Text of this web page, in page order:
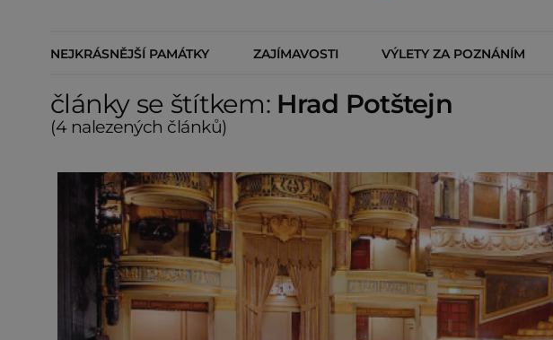
NEJKRÁSNĚJŠÍ PAMÁTKY ZAJÍMAVOSTI VÝLETY ZA POZNÁNÍM
články se štítkem: Hrad Potštejn
(4 nalezených článků)